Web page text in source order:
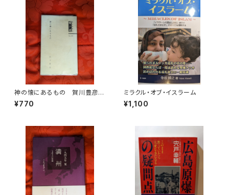
神の懐にあるもの 賀川豊彦
賀川事業団雲柱社 昭和50年
¥770
ミラクル・オブ・イスラーム
¥1,100